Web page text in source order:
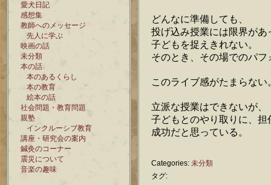
愛犬日記
感想集
教師へのメッセージ
先人に学ぶ
映画の話
未分類
本の話
本のあるくらし
本の教育
絵本の話
社会問題・教育問題
親塾
インクルーシブ教育
講座・研究会の案内
鍼灸のコーナー
震災について
音楽の趣味
どんなに準備しても、
投げ込み授業には限界があ
子どもを捉えきれない。
そのとき、その場でのパ
このライブ感がたまらない
立派な授業はできないが、
子どもとのやり取りに、
成功だと思っている。
Categories: 未分類
タグ: